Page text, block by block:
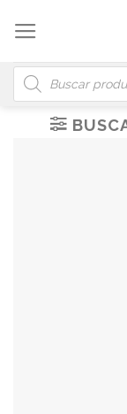
content
Búsqueda
de
productos